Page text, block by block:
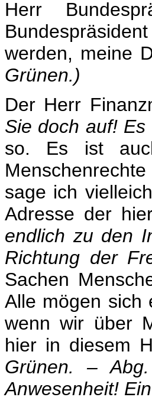
Herr
werden, meine
Grünen.)
Der Herr
Sie doch auf!
so. Es ist
sage ich
Adresse der
endlich zu den
Richtung der
Sachen
Alle mögen sich
wenn wir über
hier in diesem
Grünen. –
Anwesenheit!